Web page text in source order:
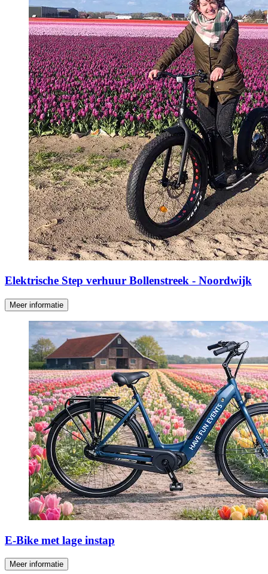
Elektrische Step verhuur Bollenstreek - Noordwijk
Meer informatie
E-Bike met lage instap
Meer informatie